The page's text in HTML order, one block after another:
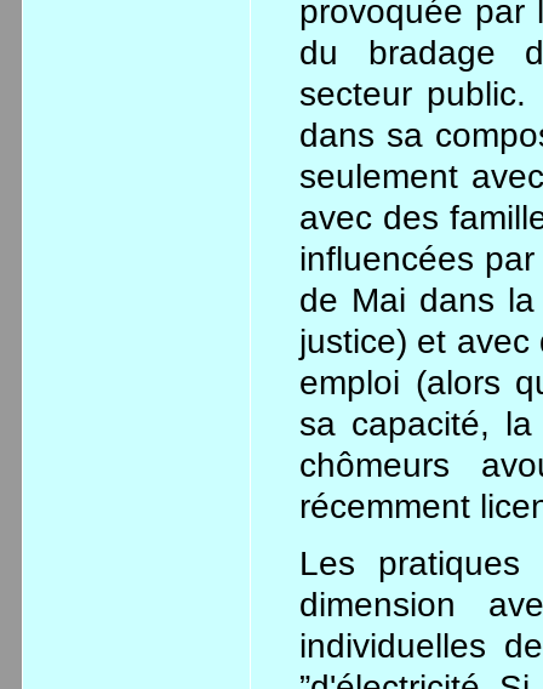
provoquée par
du bradage
secteur public.
dans sa
seulement
avec des
influencées
de Mai dans
justice) et
emploi (alors
sa capacité,
chômeurs
récemment
Les
dimension
individuelles